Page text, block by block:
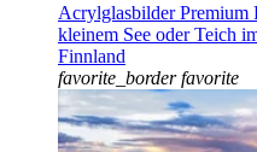
Acrylglasbilder Premium
kleinem See oder Teich
Finnland
favorite_border favorite